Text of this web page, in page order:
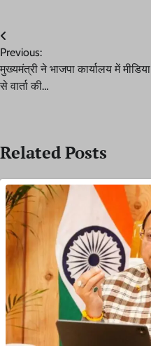
Post
navigation
Previous:
मुख्यमंत्री ने भाजपा कार्यालय में मीडिया
से वार्ता की…
Related Posts